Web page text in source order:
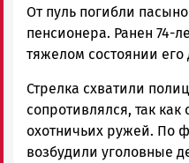
От пуль погибли
пенсионера. Ранен 74-
тяжелом состоянии его
Стрелка схватили
сопротивлялся, так
охотничьих ружей. По
возбудили уголовные